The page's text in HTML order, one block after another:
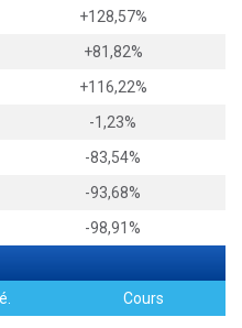
+128,57%
+81,82%
+116,22%
-1,23%
-83,54%
-93,68%
-98,91%
Cours